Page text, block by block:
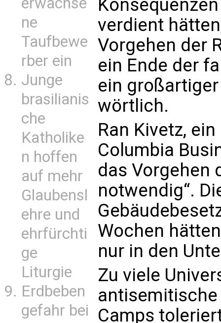
ne
Taufbewe
rber ein
Junge
brasilianis
che
Katholike
n hoffen
auf mehr
Glaubensl
ehre und
ehrfürchti
ge
Liturgie
Erdbeben
gefahr bei
verdient
Vorgehen der
ein Ende der
ein
wörtlich.
Ran Kivetz,
Columbia
das Vorgehen
notwendig“.
Wochen
nur in den
Zu viele
Camps